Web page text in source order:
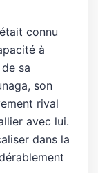
connu
à
sa
son
rival
avec lui.
dans la